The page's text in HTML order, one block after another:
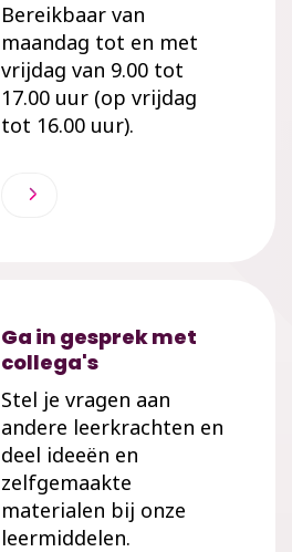
Bereikbaar van
maandag tot en met
vrijdag van 9.00 tot
17.00 uur (op vrijdag
tot 16.00 uur).
Ga in gesprek met
collega's
Stel je vragen aan
andere leerkrachten en
deel ideeën en
zelfgemaakte
materialen bij onze
leermiddelen.